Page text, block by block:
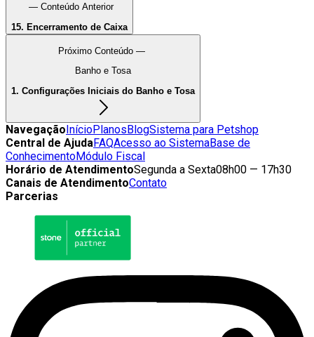
— Conteúdo Anterior
15. Encerramento de Caixa
Próximo Conteúdo —
Banho e Tosa
1. Configurações Iniciais do Banho e Tosa
NavegaçãoInícioPlanosBlogSistema para Petshop
Central de AjudaFAQAcesso ao SistemaBase de
ConhecimentoMódulo Fiscal
Horário de AtendimentoSegunda a Sexta08h00 — 17h30
Canais de AtendimentoContato
Parcerias